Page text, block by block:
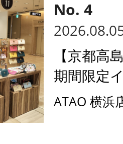
【京都高
期間限定
ATAO 横浜